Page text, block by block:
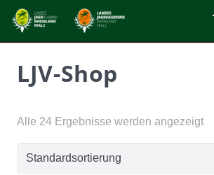
LJV-Shop
Alle 24 Ergebnisse werden angezeigt